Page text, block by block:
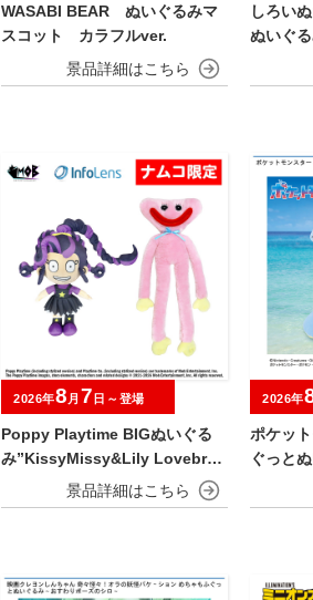
WASABI BEAR ぬいぐるみマ
スコット カラフルver.
しろい
ぬいぐ
Poppy Playtime BIGぬいぐる
み”KissyMissy&Lily Lovebrai
2026年8 月 7 日～登場
ポケッ
ぐっと
振り向
2026年